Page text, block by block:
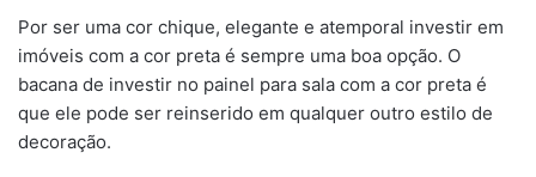
Por ser uma cor chique, elegante e atemporal investir em
imóveis com a cor preta é sempre uma boa opção. O
bacana de investir no painel para sala com a cor preta é
que ele pode ser reinserido em qualquer outro estilo de
decoração.